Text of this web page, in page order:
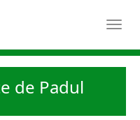
de Padul